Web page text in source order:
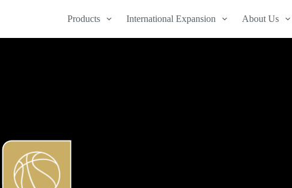
Products International Expansion About Us